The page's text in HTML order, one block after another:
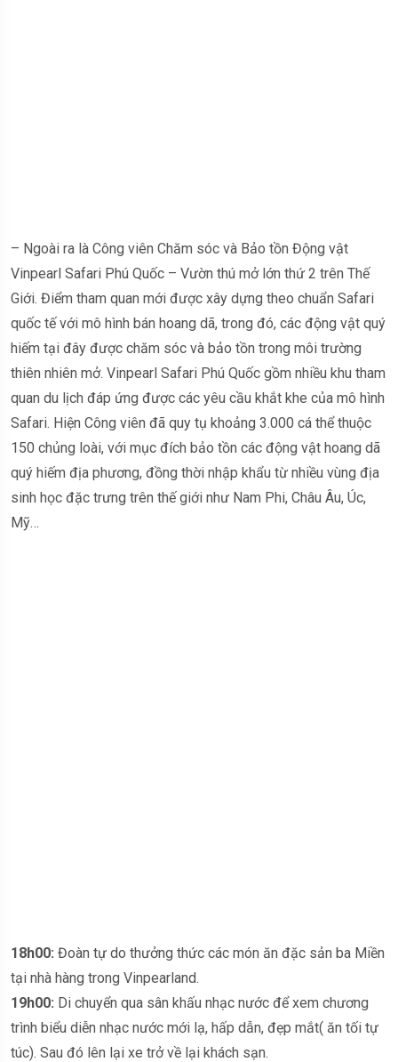
– Ngoài ra là Công viên Chăm sóc và Bảo tồn Động vật
Vinpearl Safari Phú Quốc – Vườn thú mở lớn thứ 2 trên Thế
Giới. Điểm tham quan mới được xây dựng theo chuẩn Safari
quốc tế với mô hình bán hoang dã, trong đó, các động vật quý
hiếm tại đây được chăm sóc và bảo tồn trong môi trường
thiên nhiên mở. Vinpearl Safari Phú Quốc gồm nhiều khu tham
quan du lịch đáp ứng được các yêu cầu khắt khe của mô hình
Safari. Hiện Công viên đã quy tụ khoảng 3.000 cá thể thuộc
150 chủng loài, với mục đích bảo tồn các động vật hoang dã
quý hiếm địa phương, đồng thời nhập khẩu từ nhiều vùng địa
sinh học đặc trưng trên thế giới như Nam Phi, Châu Âu, Úc,
Mỹ…
18h00: Đoàn tự do thưởng thức các món ăn đặc sản ba Miền
tại nhà hàng trong Vinpearland.
19h00: Di chuyển qua sân khấu nhạc nước để xem chương
trình biểu diễn nhạc nước mới lạ, hấp dẫn, đẹp mắt( ăn tối tự
túc). Sau đó lên lại xe trở về lại khách sạn.